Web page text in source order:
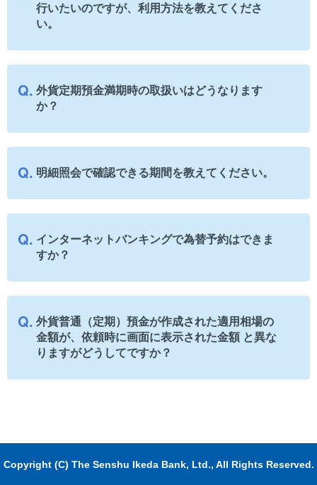
行いたいのですが、利用方法を教えてくださ
い。
外貨定期預金満期時の取扱いはどうなります
か？
明細照会で確認できる期間を教えてください。
インターネットバンキングで為替予約はできま
すか？
外貨普通（定期）預金が作成された適用相場の
金額が、依頼時に画面に表示された金額 と異な
りますがどうしてですか？
Copyright (C) The Senshu Ikeda Bank, Ltd., All Rights Reserved.